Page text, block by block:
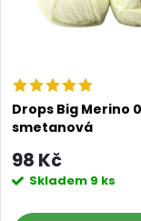
p
r
o
p
r
o
Drops Big Merino
smetanová
98 Kč
Skladem 9 ks